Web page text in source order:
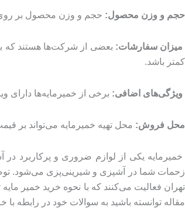
حجم و وزن محصول: حجم و وزن محصول بر روی قیمت
میزان سفارشات: بعضی از شرکت‌ها هستند که
کمتر باشد.
ویژگی‌های اضافی: برخی از خمیرمایه‌ها
محل فروش: محل تهیه خمیرمایه می‌تواند بر
خمیرمایه یکی از لوازم ضروری و پرکاربرد
زحمات شما در آشپزی و شیرینی‌پزی می‌شود.
تهران فعالیت می‌کنند که با نحوه خرید خمیر
مقاله توانسته باشید به سوالات خود در رابطه با